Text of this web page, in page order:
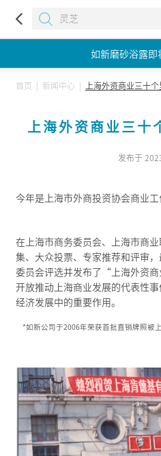
如新磨砂浴露即
如新磨砂浴露即
首页 新闻中心 上海外资商业三十
上海外资商业三十
发布于
今年是上海市外商投资协会商业工
在上海市商务委员会、上海市商
集、大众投票、专家推荐和评审
委员会评选并发布了“上海外资
开放推动上海商业发展的代表性
经济发展中的重要作用。
*如新公司于2006年荣获首批直销牌照被